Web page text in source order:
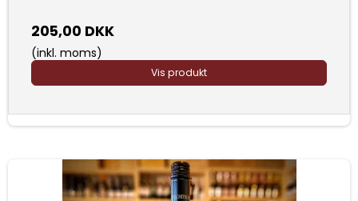
205,00 DKK
(inkl. moms)
Vis produkt